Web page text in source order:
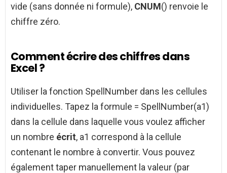
vide (sans donnée ni formule), CNUM() renvoie le
chiffre zéro.
Comment écrire des chiffres dans
Excel ?
Utiliser la fonction SpellNumber dans les cellules
individuelles. Tapez la formule = SpellNumber(a1)
dans la cellule dans laquelle vous voulez afficher
un nombre écrit, a1 correspond à la cellule
contenant le nombre à convertir. Vous pouvez
également taper manuellement la valeur (par